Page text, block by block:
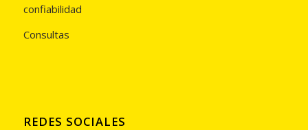
confiabilidad
Consultas
REDES SOCIALES